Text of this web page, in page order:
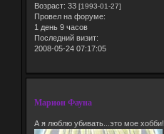
Возраст: 33 [1993-01-27]
Провел на форуме:
1 день 9 часов
Последний визит:
2008-05-24 07:17:05
Марион Фауна
А я люблю убивать...это мое хобби!